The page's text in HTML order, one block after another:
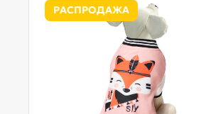
РАСПРОДАЖА